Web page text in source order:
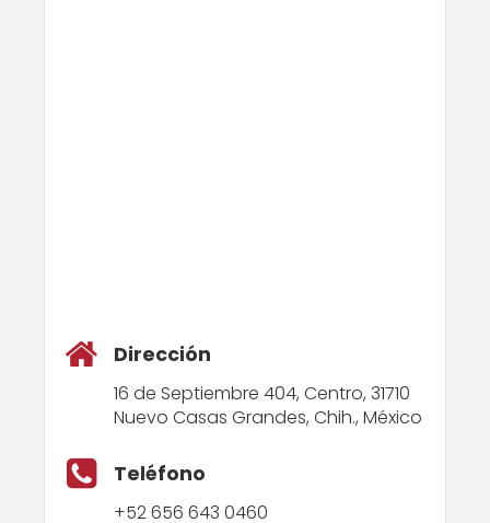
Dirección
16 de Septiembre 404, Centro, 31710
Nuevo Casas Grandes, Chih., México
Teléfono
+52 656 643 0460